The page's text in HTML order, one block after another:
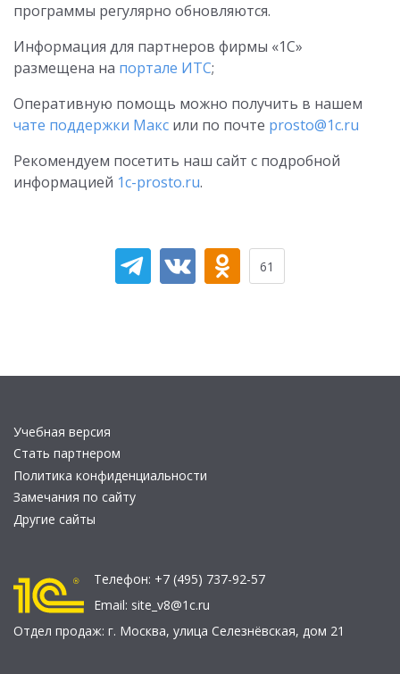
программы регулярно обновляются.
Информация для партнеров фирмы «1С»
размещена на портале ИТС;
Оперативную помощь можно получить в нашем
чате поддержки Макс или по почте prosto@1c.ru
Рекомендуем посетить наш сайт с подробной
информацией 1c-prosto.ru.
61
Учебная версия
Стать партнером
Политика конфиденциальности
Замечания по сайту
Другие сайты
Телефон: +7 (495) 737-92-57
Email: site_v8@1c.ru
Отдел продаж: г. Москва, улица Селезнёвская, дом 21